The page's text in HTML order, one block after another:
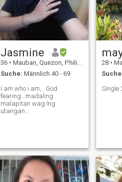
Jasmine
36 • Mauban, Quezon, Philippinen
Suche: Männlich 40 - 69
I am who i am,...God
fearing...madaling
malapitan wag lng
utangan...
28 •
Single